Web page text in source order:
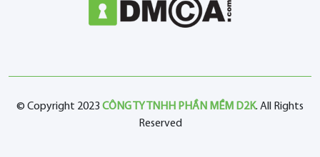
© Copyright 2023 CÔNG TY TNHH PHẦN MỀM D2K. All Rights
Reserved